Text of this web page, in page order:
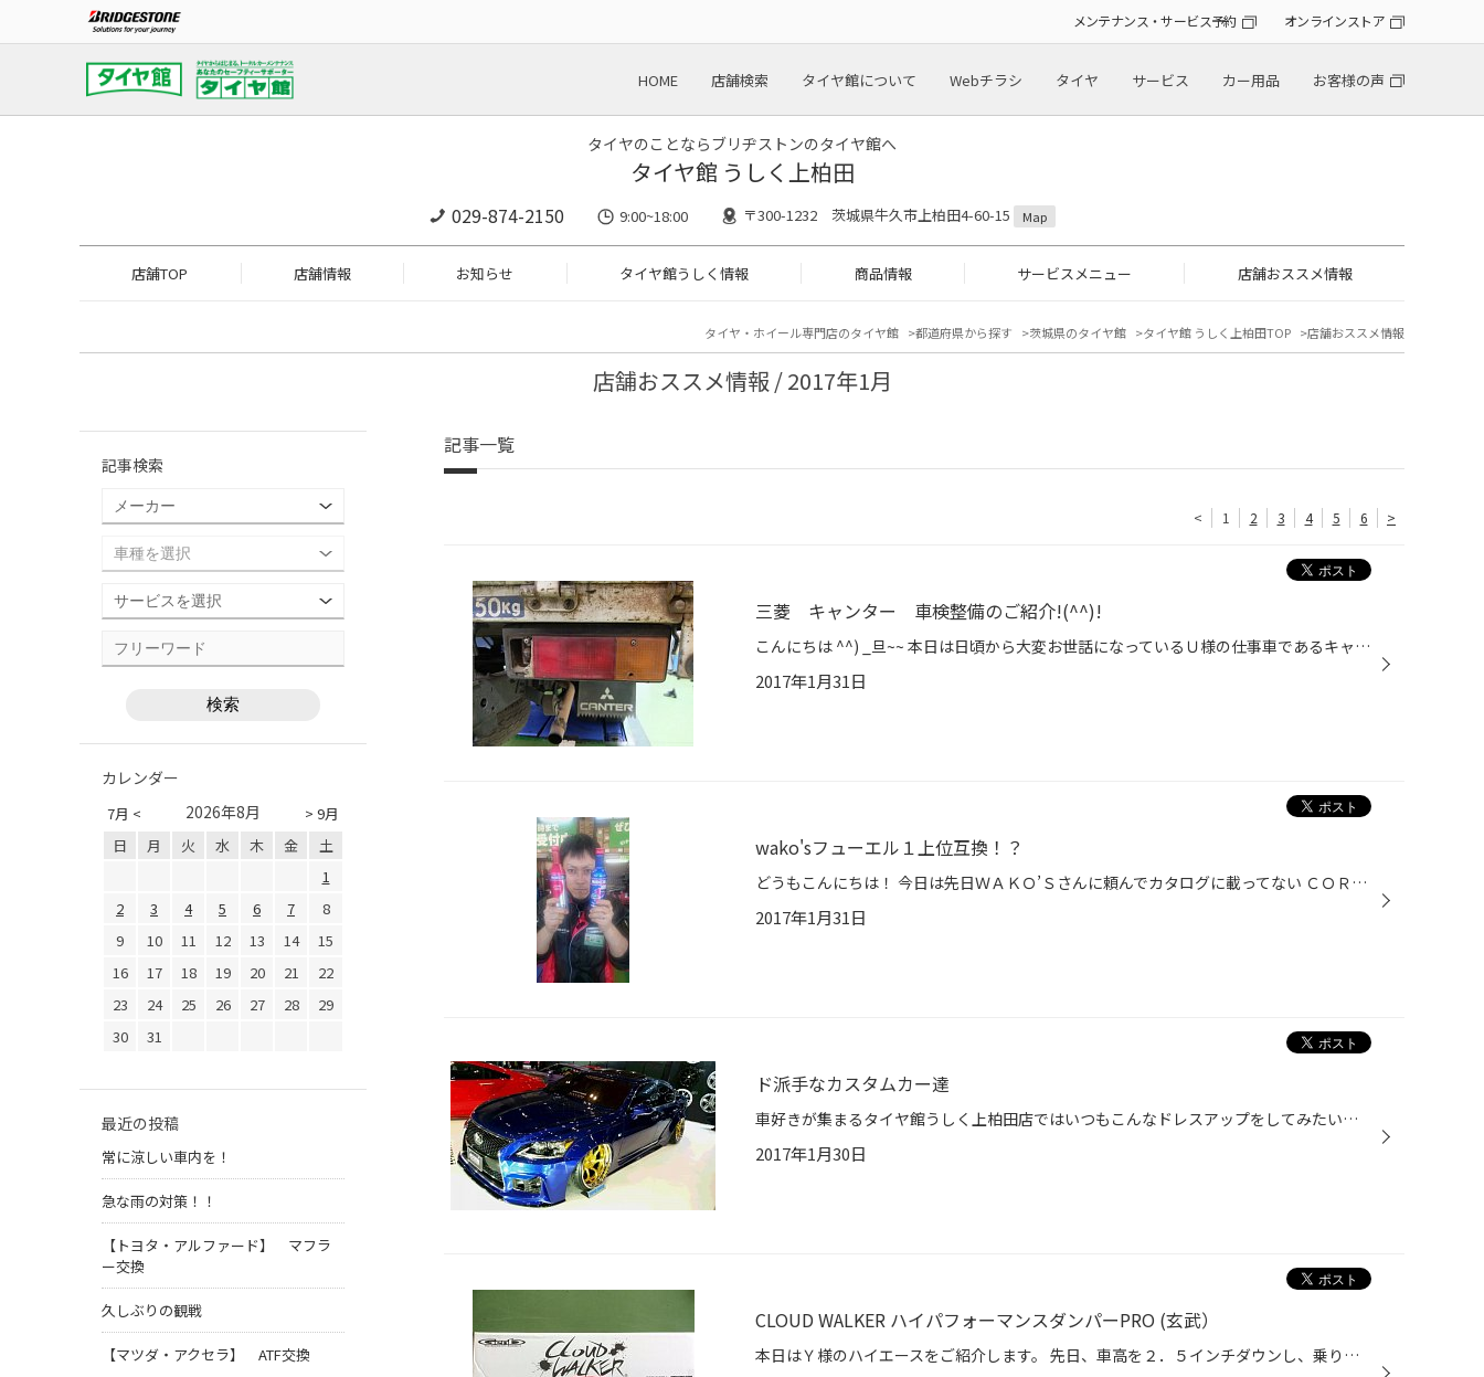
メンテナンス・サービス予約 オンラインストア
HOME 店舗検索 タイヤ館について Webチラシ タイヤ サービス カー用品 お客様の声
タイヤのことならブリヂストンのタイヤ館へ
タイヤ館 うしく上柏田
029-874-2150 9:00~18:00 〒300-1232 茨城県牛久市上柏田4-60-15 Map
店舗TOP 店舗情報 お知らせ タイヤ館うしく情報 商品情報 サービスメニュー 店舗おススメ情報
タイヤ・ホイール専門店のタイヤ館 都道府県から探す 茨城県のタイヤ館 タイヤ館 うしく上柏田TOP 店舗おススメ情報
店舗おススメ情報 / 2017年1月
記事一覧
< 1 2 3 4 5 6 >
三菱 キャンター 車検整備のご紹介!(^^)!
こんにちは ^^) _旦~~ 本日は日頃から大変お世話になっているＵ様の仕事車であるキャンターの車検整備のご紹介です(^O^)／ 4ナンバーの貨物であるＵ様のトラックは毎年車検があり、去年も当店で車検をお任せいただいております。 今回の車検の整備内容はブレーキフルードの交換と割れてしまっていた...
2017年1月31日
wako'sフューエル１上位互換！？
どうもこんにちは！ 今日は先日ＷＡＫＯ’Ｓさんに頼んでカタログに載ってない ＣＯＲＥ601を発注してみました。 いつもフューエルワンを入れていたんですが、 このＣＯＲＥ601を入れたところトルクＵＰ、燃費改善、アイドリングまで 改善されましたΣ(ﾟДﾟ) 古い燃費計なので分かりにくいかもしれませ...
2017年1月31日
ド派手なカスタムカー達
車好きが集まるタイヤ館うしく上柏田店ではいつもこんなドレスアップをしてみたい！とか、ここをこうしたらカッコイイとか、そんな話で盛り上がっています。 お客様の車もホイールを選ぶときに自分たちが見てきた雑誌やオートサロンの車を参考にいろいろとご提案させて頂いております。 上の写真は...
2017年1月30日
CLOUD WALKER ハイパフォーマンスダンパーPRO (玄武）
本日はＹ様のハイエースをご紹介します。 先日、車高を２．５インチダウンし、乗り心地がふわふわしてしまうので玄武のショックを取付けさせていただきました。 CLOUD WALKER ハイパフォーマンスダンパーPRO SPD01DH（以下、Genbホームページより抜粋） ★標準ボディ専用の減衰特性が、ハイエースを...
記事検索
カレンダー
7月 < > 9月
2026年8月
日 月 火 水 木 金
土
1
2
3 4 5 6 7
8
9
10 11 12 13 14
15
16
17 18 19 20 21
22
23
24 25 26 27 28
29
30
31
最近の投稿
常に涼しい車内を！
急な雨の対策！！
【トヨタ・アルファード】 マフラ
ー交換
久しぶりの観戦
【マツダ・アクセラ】 ATF交換